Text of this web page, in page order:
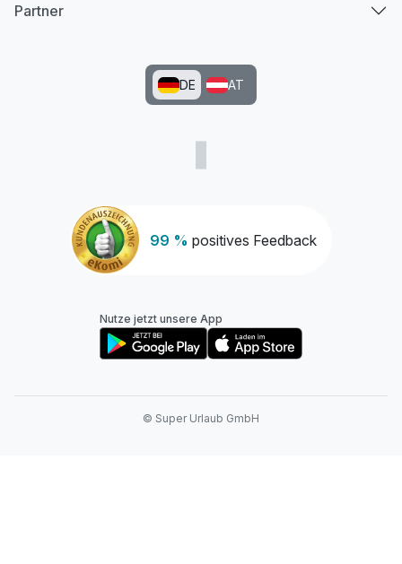
99 % positives Feedback
Partner
DE AT
Nutze jetzt unsere App
© Super Urlaub GmbH